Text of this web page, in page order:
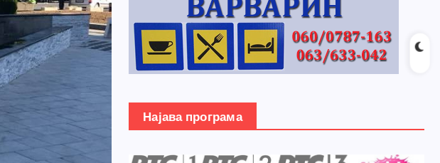
Најава програма